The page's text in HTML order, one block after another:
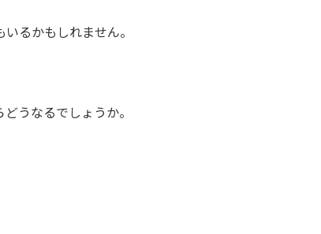
るかもしれません。
うなるでしょうか。